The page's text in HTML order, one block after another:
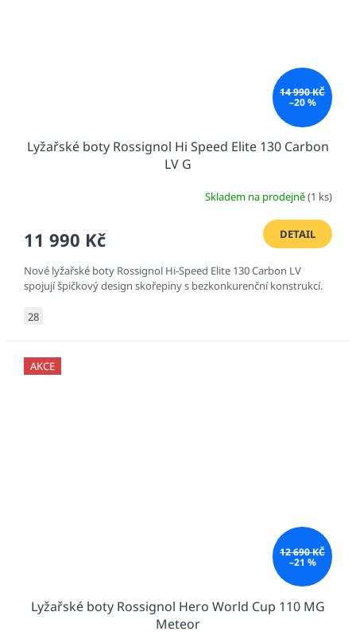
14 990 KČ
–20 %
Lyžařské boty Rossignol Hi Speed Elite 130 Carbon
LV G
Skladem na prodejně(1 ks)
11 990 Kč DETAIL
Nové lyžařské boty Rossignol Hi-Speed Elite 130 Carbon LV
spojují špičkový design skořepiny s bezkonkurenční konstrukcí.
28
AKCE
12 690 KČ
–21 %
Lyžařské boty Rossignol Hero World Cup 110 MG
Meteor